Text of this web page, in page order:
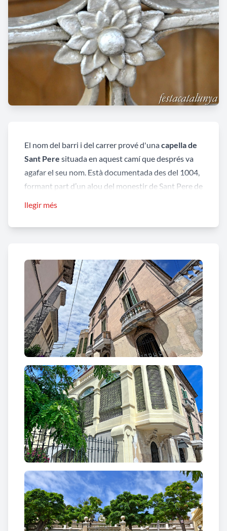
El nom del barri i del carrer prové d'unacapella de
Sant Pere situada en aquest camí que després va
agafar el seu nom. Està documentada des del 1004,
formant part d’un alou del monestir de Sant Pere de
1837quan s’emmurallà la vila en iniciar-se la
construccions com Cal Nes i edificis d’habitatges de
tipus residencial com Villa Enriqueta o Villa Rosita,
també anomenada Can Morelló.
Villa Rosita o can Morelló
Villa Rosita o Can Morelló -nom de la família
propietària- és una casa senyorial dissenyada pels
germansBonaventura i Joaquim Bassegoda,
arquitectes formats en el modernisme. La casa data
d’entre 1914 i 1919. Consta d’una planta baixa i dos
pisos amb una gran simetria a les façanes. La façana
principal amb tres portals a la part baixa, presenta
balcons amb balustrada al primer pis, rodons a les
bandes i quadrat al centre, i al pis superior finestres
a les bandes i balcó al mig.
Una escalinata doble al jardí amb fornícula central
amb un gran gerro decoratiu denota una influència
de les grans vil·les italianes, comVilla Farnese. A la
zona del jardí s’utilitza la ceràmica vidriada a
llegir més